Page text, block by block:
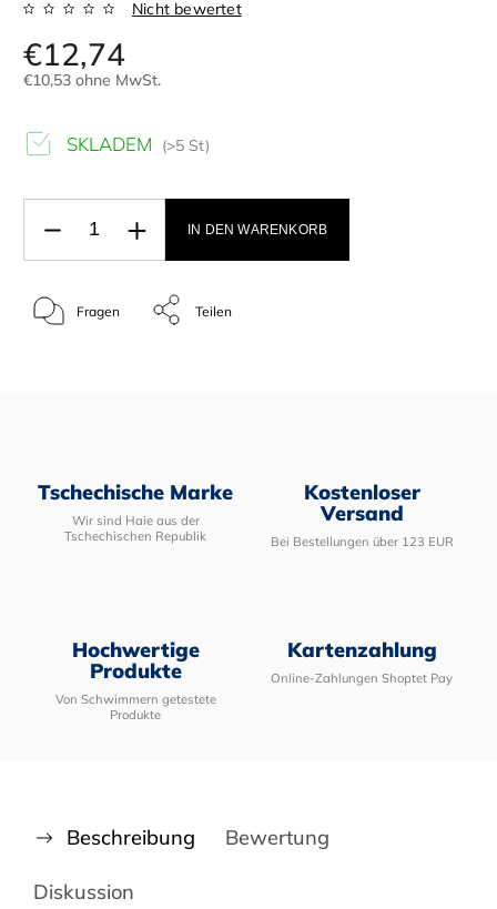
Nicht bewertet
€12,74
€10,53 ohne MwSt.
SKLADEM (>5 St)
IN DEN WARENKORB
Fragen Teilen
Tschechische Marke
Wir sind Haie aus der
Tschechischen Republik
Kostenloser
Versand
Bei Bestellungen über 123 EUR
Hochwertige
Produkte
Von Schwimmern getestete
Produkte
Kartenzahlung
Online-Zahlungen Shoptet Pay
Beschreibung Bewertung
Diskussion